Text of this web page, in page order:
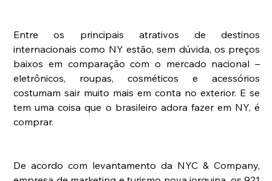
Entre os principais atrativos de destinos
internacionais como NY estão, sem dúvida, os preços
baixos em comparação com o mercado nacional –
eletrônicos, roupas, cosméticos e acessórios
costumam sair muito mais em conta no exterior. E se
tem uma coisa que o brasileiro adora fazer em NY, é
comprar.
De acordo com levantamento da NYC & Company,